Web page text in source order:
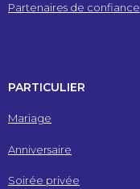
Partenaires de confiance
PARTICULIER
Mariage
Anniversaire
Soirée privée